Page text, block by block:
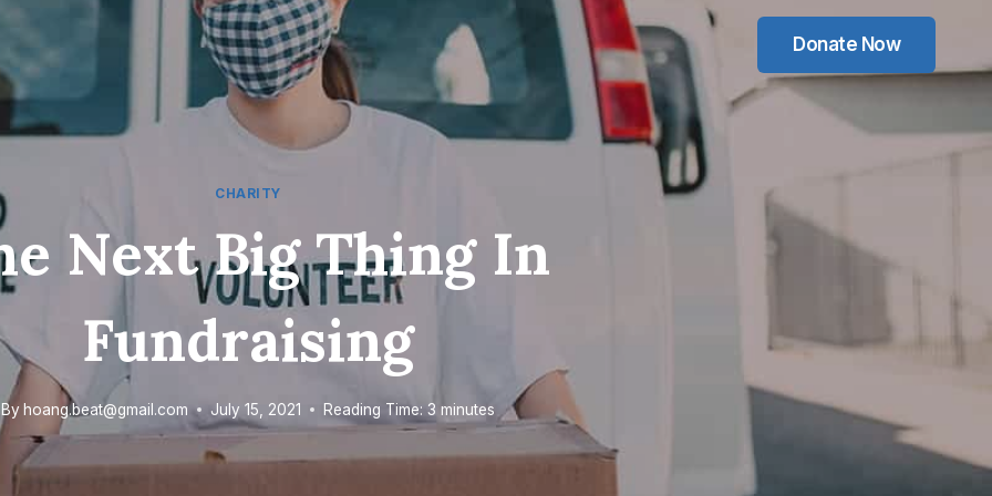
Donate Now
CHARITY
Next Big Thing In
Fundraising
By hoang.beat@gmail.com July 15, 2021 Reading Time: 3minutes